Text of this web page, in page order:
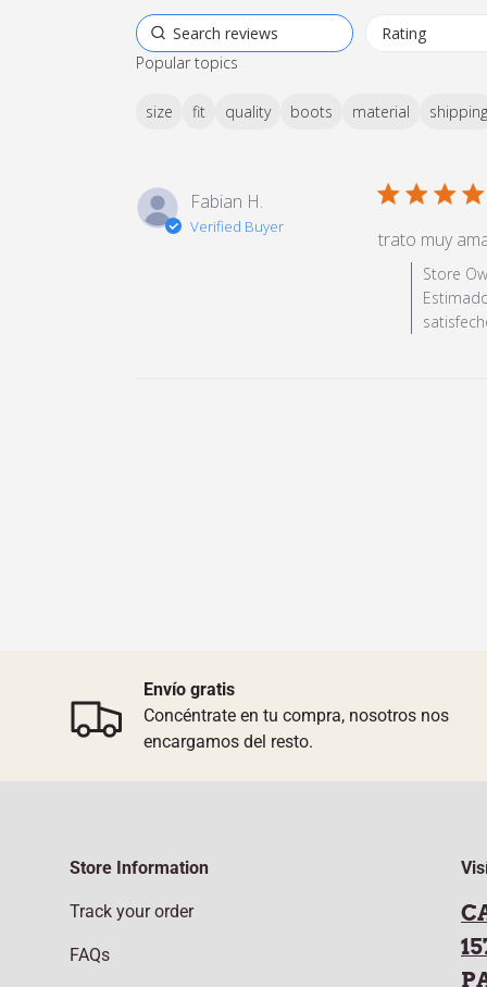
Popular topics
size fit quality boots material shipping
Fabian H.
Verified Buyer
5 star rating
trato muy
Comments
Store
Envío gratis
Concéntrate en tu compra, nosotros nos
encargamos del resto.
Store Information
Track your order
FAQs